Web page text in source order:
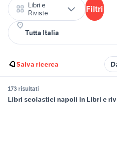
Libri e
Riviste
Filtri
Salva ricerca
173 risultati
Libri scolastici napoli in Libri e